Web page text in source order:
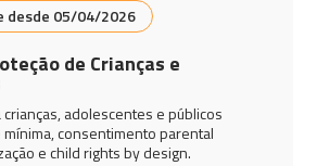
desde 05/04/2026
de Crianças e
crianças, adolescentes e públicos
consentimento parental
e child rights by design.